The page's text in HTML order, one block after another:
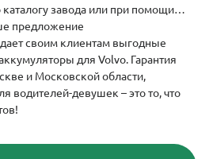
завода или при помощи
предложение
своим клиентам выгодные
для Volvo. Гарантия
и Московской области,
водителей-девушек – это то, что